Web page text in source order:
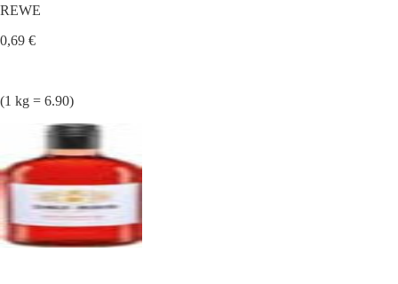
REWE
0,69 €
(1 kg = 6.90)